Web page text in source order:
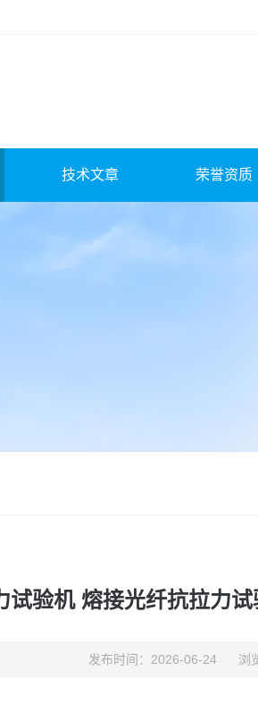
技术文章 荣誉资质
试验机 熔接光纤抗拉力
发布时间：2026-06-24 浏